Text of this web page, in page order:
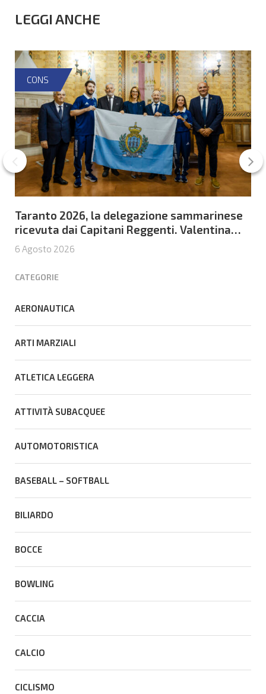
LEGGI ANCHE
CONS
Taranto 2026, la delegazione sammarinese
ricevuta dai Capitani Reggenti. Valentina
Venerucci e Jacopo Frisoni i due
portabandiera
6 Agosto 2026
CATEGORIE
AERONAUTICA
ARTI MARZIALI
ATLETICA LEGGERA
ATTIVITÀ SUBACQUEE
AUTOMOTORISTICA
BASEBALL – SOFTBALL
BILIARDO
BOCCE
BOWLING
CACCIA
CALCIO
CICLISMO